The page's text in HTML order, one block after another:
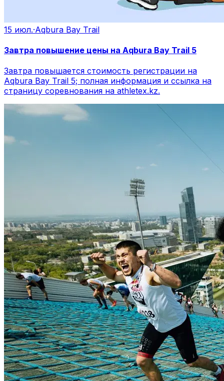
15 июл.·Aqbura Bay Trail
Завтра повышение цены на Aqbura Bay Trail 5
Завтра повышается стоимость регистрации на
Aqbura Bay Trail 5; полная информация и ссылка на
страницу соревнования на athletex.kz.